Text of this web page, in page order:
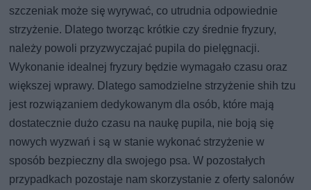
szczeniak może się wyrywać, co utrudnia odpowiednie
strzyżenie. Dlatego tworząc krótkie czy średnie fryzury,
należy powoli przyzwyczajać pupila do pielęgnacji.
Wykonanie idealnej fryzury będzie wymagało czasu oraz
większej wprawy. Dlatego samodzielne strzyżenie shih tzu
jest rozwiązaniem dedykowanym dla osób, które mają
dostatecznie dużo czasu na naukę pupila, nie boją się
nowych wyzwań i są w stanie wykonać strzyżenie w
sposób bezpieczny dla swojego psa. W pozostałych
przypadkach pozostaje nam skorzystanie z oferty salonów